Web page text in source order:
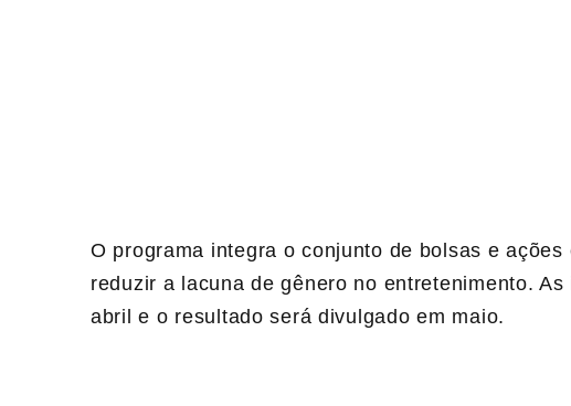
O programa integra o conjunto de bolsas e
reduzir a lacuna de gênero no entretenimento.
abril e o resultado será divulgado em maio.